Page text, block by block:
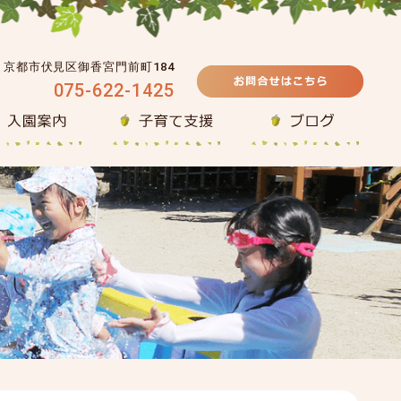
都市伏見区御香宮門前町184
075-622-1425